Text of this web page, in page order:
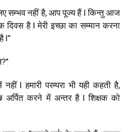
सम्भव नहीं है, आप पूज्य हैं l किन्तु आज
है l मेरी इच्छा का सम्मान करना
l”
l हमारी परम्परा भी यही कहती है,
करने में अन्तर है l शिक्षक को